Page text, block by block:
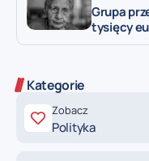
Grupa
tysięcy
Kategorie
Zobacz
Polityka